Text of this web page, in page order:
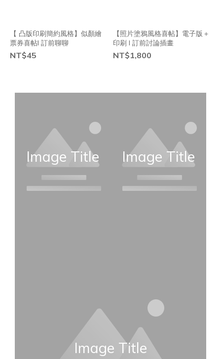
【 凸版印刷簡約風格】似顏繪
票券喜帖I 訂前聊聊
NT$45
【照片塗鴉風格喜帖】電子版＋
印刷 I 訂前討論插畫
NT$1,800
Image Title Image Title
Image Title